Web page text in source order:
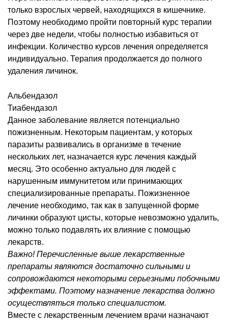
только взрослых червей, находящихся в кишечнике.
Поэтому необходимо пройти повторный курс терапии
через две недели, чтобы полностью избавиться от
инфекции. Количество курсов лечения определяется
индивидуально. Терапия продолжается до полного
удаления личинок.
Альбендазол
Тиабендазол
Данное заболевание является потенциально
пожизненным. Некоторым пациентам, у которых
паразиты развивались в организме в течение
нескольких лет, назначается курс лечения каждый
месяц. Это особенно актуально для людей с
нарушенным иммунитетом или принимающих
специализированные препараты. Пожизненное
лечение необходимо, так как в запущенной форме
личинки образуют цисты, которые невозможно удалить,
можно только подавлять их влияние с помощью
лекарств.
Важно! Перечисленные выше лекарственные
препараты являются достаточно сильными и
сопровождаются некоторыми серьезными побочными
эффектами. Поэтому назначение лекарства должно
осуществляться только специалистом.
Вместе с лекарственным лечением врачи назначают